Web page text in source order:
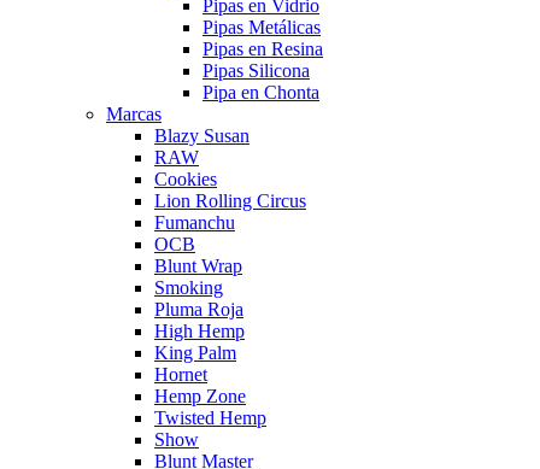
Pipas en Vidrio
Pipas Metálicas
Pipas en Resina
Pipas Silicona
Pipa en Chonta
Marcas
Blazy Susan
RAW
Cookies
Lion Rolling Circus
Fumanchu
OCB
Blunt Wrap
Smoking
Pluma Roja
High Hemp
King Palm
Hornet
Hemp Zone
Twisted Hemp
Show
Blunt Master